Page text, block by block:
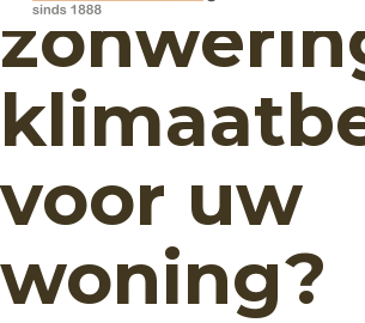
voor uw
woning?